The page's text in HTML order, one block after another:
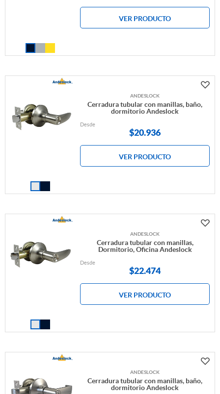
VER PRODUCTO
ANDESLOCK
Cerradura tubular con manillas, baño,
dormitorio Andeslock
Desde
$20.936
VER PRODUCTO
ANDESLOCK
Cerradura tubular con manillas,
Dormitorio, Oficina Andeslock
Desde
$22.474
VER PRODUCTO
ANDESLOCK
Cerradura tubular con manillas, baño,
dormitorio Andeslock